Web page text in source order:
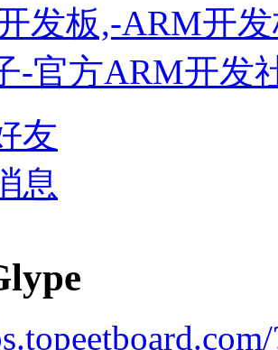
发板,-ARM开
-官方ARM开发
友
息